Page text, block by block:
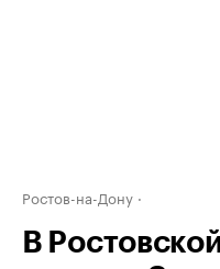
Ростов-на-Дону
В